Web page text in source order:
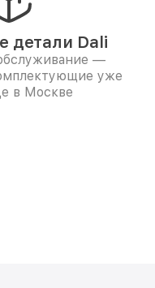
детали Dali
—
уже
в Москве